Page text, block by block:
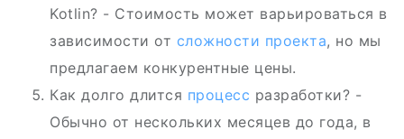
Kotlin? - Стоимость может варьироваться в
зависимости от сложности проекта, но мы
предлагаем конкурентные цены.
Как долго длится процесс разработки? -
Обычно от нескольких месяцев до года, в